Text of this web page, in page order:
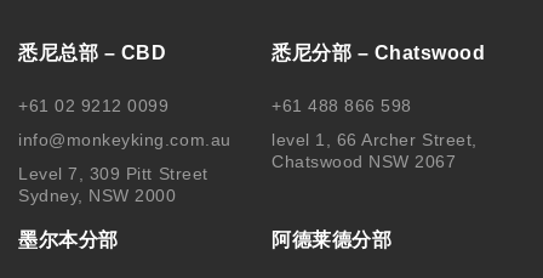
悉尼总部 – CBD
+61 02 9212 0099
info@monkeyking.com.au
Level 7, 309 Pitt Street
Sydney, NSW 2000
悉尼分部 – Chatswood
+61 488 866 598
level 1, 66 Archer Street,
Chatswood NSW 2067
墨尔本分部 阿德莱德分部